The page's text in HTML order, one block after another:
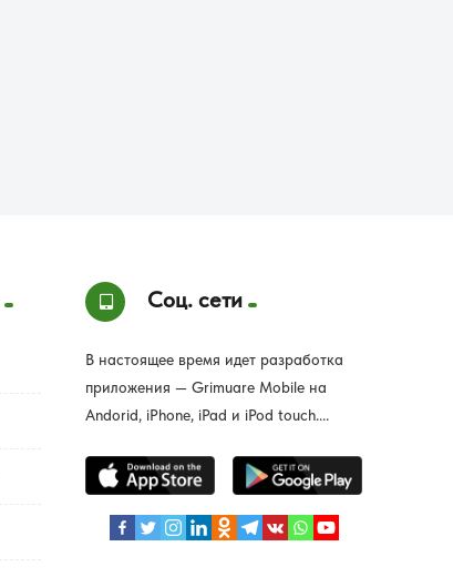
Соц. сети
В настоящее время идет разработка
приложения — Grimuare Mobile на
Andorid, iPhone, iPad и iPod touch....